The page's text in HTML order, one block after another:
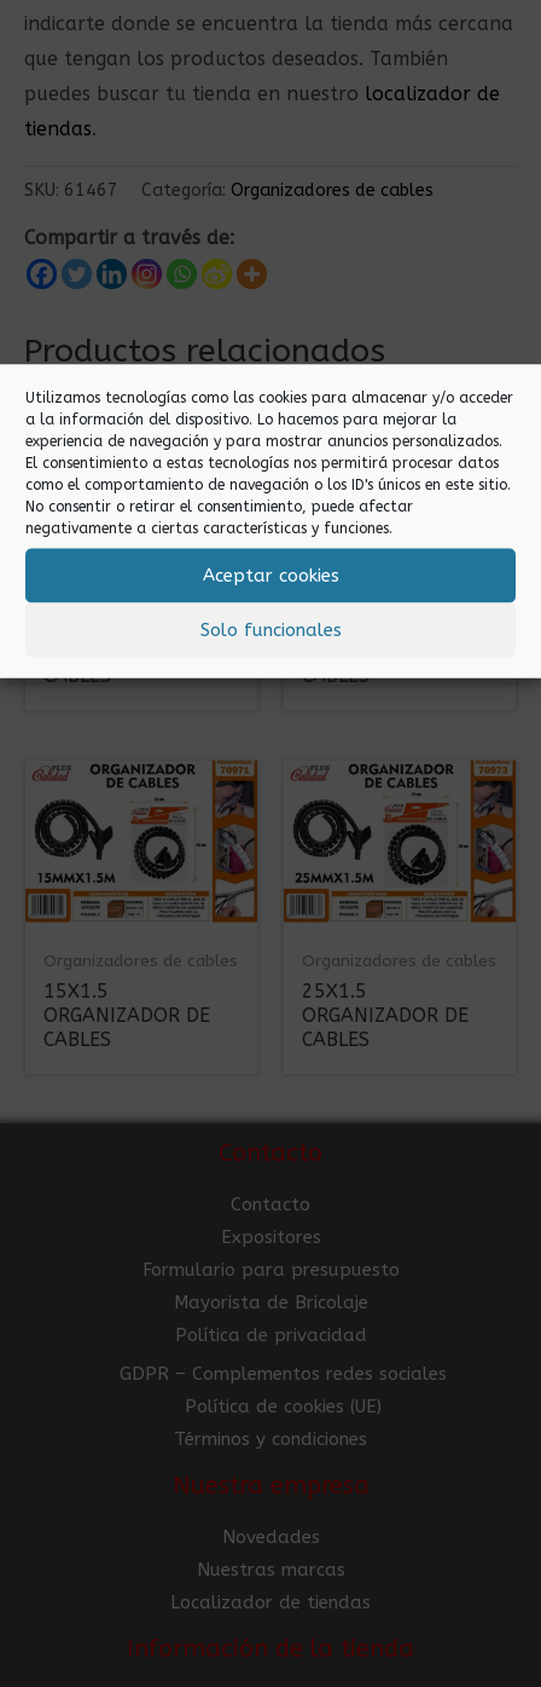
Utilizamos tecnologías como las cookies para almacenar y/o acceder
a la información del dispositivo. Lo hacemos para mejorar la
experiencia de navegación y para mostrar anuncios personalizados.
El consentimiento a estas tecnologías nos permitirá procesar datos
como el comportamiento de navegación o los ID's únicos en este sitio.
No consentir o retirar el consentimiento, puede afectar
negativamente a ciertas características y funciones.
Aceptar cookies
Solo funcionales
indicarte donde se encuentra la tienda más cercana
que tengan los productos deseados. También
puedes buscar tu tienda en nuestro localizador de
tiendas.
SKU: 61467 Categoría: Organizadores de cables
Compartir a través de:
Productos relacionados
Organizadores de cables
CABLES
Organizadores de cables
25X1.5M
CABLES
Organizadores de cables
15X1.5
ORGANIZADOR DE
CABLES
Organizadores de cables
25X1.5
ORGANIZADOR DE
CABLES
Contacto
Contacto
Expositores
Formulario para presupuesto
Mayorista de Bricolaje
Política de privacidad
GDPR – Complementos redes sociales
Política de cookies (UE)
Términos y condiciones
Nuestra empresa
Novedades
Nuestras marcas
Localizador de tiendas
Información de la tienda